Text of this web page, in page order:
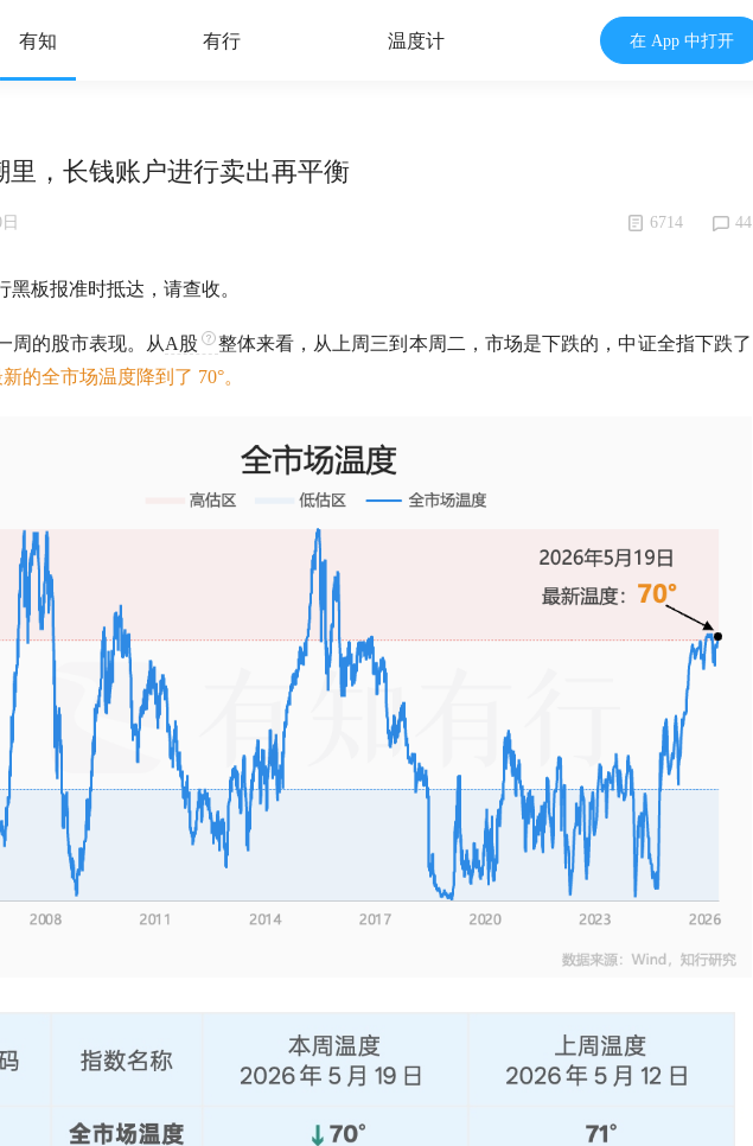
有知 有行 温度计 在 App 中打开
里，长钱账户进行卖出再平衡
6714 44
黑板报准时抵达，请查收。
周的股市表现。从A股
整体来看，从上周三到本周二，市场是下跌的，中证全指下跌了
的全市场温度降到了 70°。